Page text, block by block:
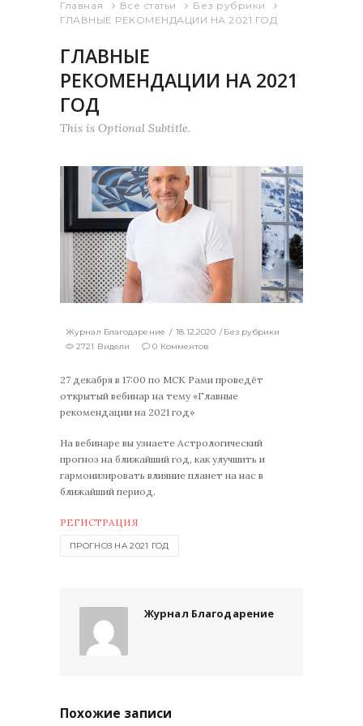
Главная Все статьи
Без рубрики
ГЛАВНЫЕ РЕКОМЕНДАЦИИ НА 2021 ГОД
ГЛАВНЫЕ
РЕКОМЕНДАЦИИ НА 2021
ГОД
This is Optional Subtitle.
Журнал Благодарение 18.12.2020
Без рубрики
2721 Видели
0 Комментов
27 декабря в 17:00 по МСК Рами проведёт
открытый вебинар на тему «Главные
рекомендации на 2021 год»
На вебинаре вы узнаете Астрологический
прогноз на ближайший год, как улучшить и
гармонизировать влияние планет на нас в
ближайший период.
РЕГИСТРАЦИЯ
ПРОГНОЗ НА 2021 ГОД
Журнал Благодарение
Похожие записи